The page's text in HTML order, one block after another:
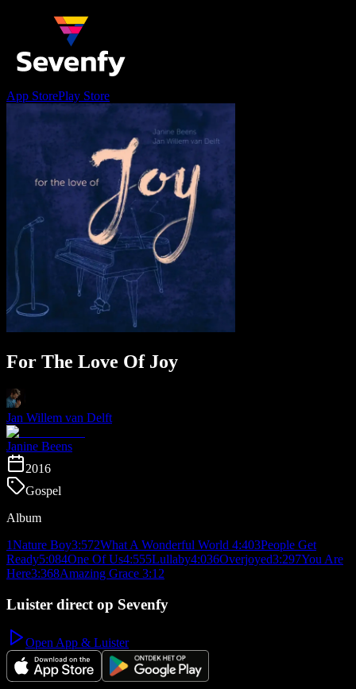
App StorePlay Store
For The Love Of Joy
Jan Willem van Delft
Janine Beens
2016
Gospel
Album
1Nature Boy3:572What A Wonderful World 4:403People Get
Ready5:084One Of Us4:555Lullaby4:036Overjoyed3:297You Are
Here3:368Amazing Grace 3:12
Luister direct op Sevenfy
Open App & Luister